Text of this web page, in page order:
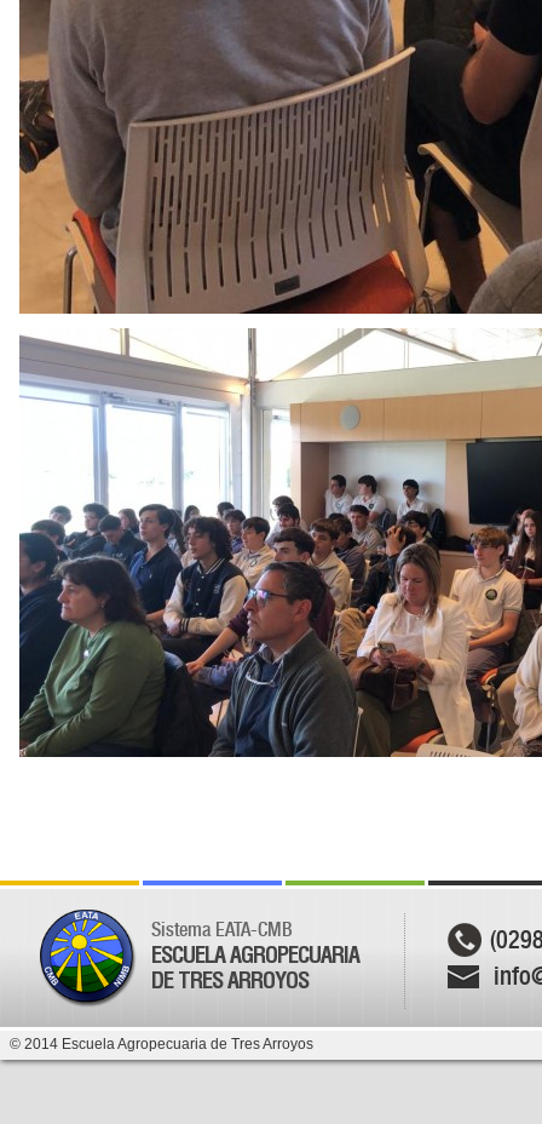
Sistema EATA-CMB
ESCUELA AGROPECUARIA
DE TRES ARROYOS
© 2014 Escuela Agropecuaria de Tres Arroyos